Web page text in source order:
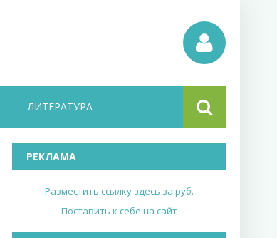
ЛИТЕРАТУРА
РЕКЛАМА
Разместить ссылку здесь за руб.
Поставить к себе на сайт